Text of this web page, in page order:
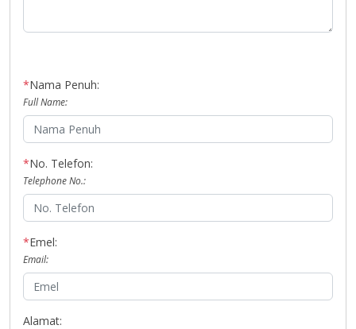
*Nama Penuh:
Full Name:
*No. Telefon:
Telephone No.:
*Emel:
Email:
Alamat: